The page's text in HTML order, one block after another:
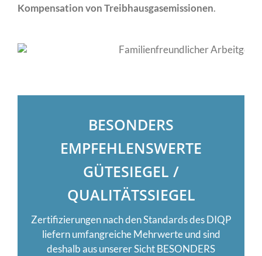
Kompensation von Treibhausgasemissionen.
BESONDERS
EMPFEHLENSWERTE
GÜTESIEGEL /
QUALITÄTSSIEGEL
Zertifizierungen nach den Standards des DIQP
liefern umfangreiche Mehrwerte und sind
deshalb aus unserer Sicht BESONDERS